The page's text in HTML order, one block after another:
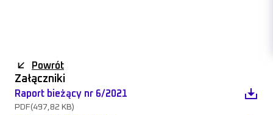
Powrót
Załączniki
Raport bieżący nr 6/2021
PDF(497,82 KB)